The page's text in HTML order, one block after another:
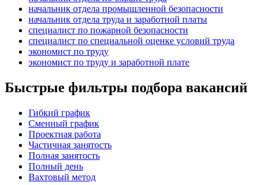
начальник отдела промышленной безопасности
начальник отдела труда и заработной платы
специалист по пожарной безопасности
специалист по специальной оценке условий труда
экономист по труду
экономист по труду и заработной плате
Быстрые фильтры подбора вакансий
Гибкий график
Сменный график
Проектная работа
Частичная занятость
Полная занятость
Полный день
Вахтовый метод